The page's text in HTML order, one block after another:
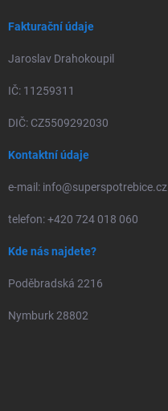
Fakturační údaje
Jaroslav Drahokoupil
IČ: 11259311
DIČ: CZ5509292030
Kontaktní údaje
e-mail: info@superspotrebice.cz
telefon: +420 724 018 060
Kde nás najdete?
Poděbradská 2216
Nymburk 28802